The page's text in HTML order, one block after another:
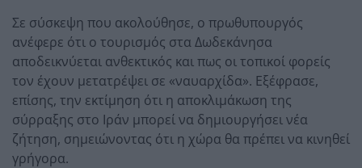
Σε σύσκεψη που ακολούθησε, ο πρωθυπουργός
ανέφερε ότι ο τουρισμός στα Δωδεκάνησα
αποδεικνύεται ανθεκτικός και πως οι τοπικοί φορείς
τον έχουν μετατρέψει σε «ναυαρχίδα». Εξέφρασε,
επίσης, την εκτίμηση ότι η αποκλιμάκωση της
σύρραξης στο Ιράν μπορεί να δημιουργήσει νέα
ζήτηση, σημειώνοντας ότι η χώρα θα πρέπει να κινηθεί
γρήγορα.